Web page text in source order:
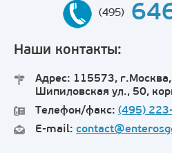
(495)
Наши контакты:
Адрес: 115573, г.Москва,
Шипиловская ул., 50,
Телефон/факс: (495)
E-mail: